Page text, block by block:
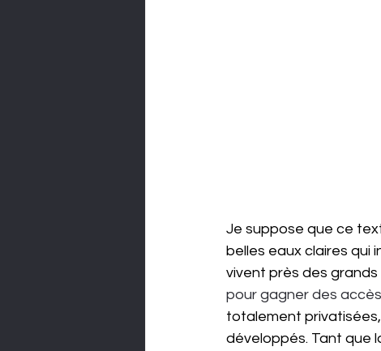
Je suppose que ce
belles eaux claires qui
vivent près des
pour gagner des
totalement
développés. Tant que